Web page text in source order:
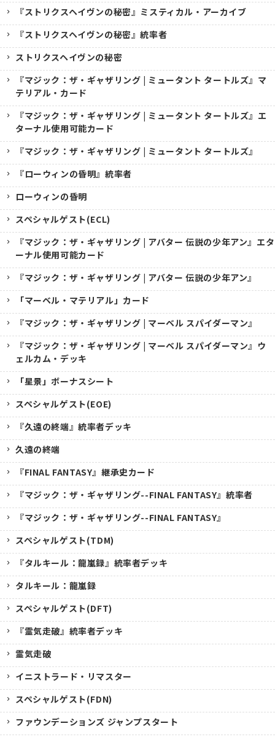
『ストリクスヘイヴンの秘密』ミスティカル・アーカイブ
『ストリクスヘイヴンの秘密』統率者
ストリクスヘイヴンの秘密
『マジック：ザ・ギャザリング | ミュータント タートルズ』マ
テリアル・カード
『マジック：ザ・ギャザリング | ミュータント タートルズ』エ
ターナル使用可能カード
『マジック：ザ・ギャザリング | ミュータント タートルズ』
『ローウィンの昏明』統率者
ローウィンの昏明
スペシャルゲスト(ECL)
『マジック：ザ・ギャザリング | アバター 伝説の少年アン』エタ
ーナル使用可能カード
『マジック：ザ・ギャザリング | アバター 伝説の少年アン』
「マーベル・マテリアル」カード
『マジック：ザ・ギャザリング | マーベル スパイダーマン』
『マジック：ザ・ギャザリング | マーベル スパイダーマン』ウ
ェルカム・デッキ
「星景」ボーナスシート
スペシャルゲスト(EOE)
『久遠の終端』統率者デッキ
久遠の終端
『FINAL FANTASY』継承史カード
『マジック：ザ・ギャザリング--FINAL FANTASY』統率者
『マジック：ザ・ギャザリング--FINAL FANTASY』
スペシャルゲスト(TDM)
『タルキール：龍嵐録』統率者デッキ
タルキール：龍嵐録
スペシャルゲスト(DFT)
『霊気走破』統率者デッキ
霊気走破
イニストラード・リマスター
スペシャルゲスト(FDN)
ファウンデーションズ ジャンプスタート